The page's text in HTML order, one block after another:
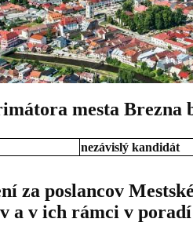
mesta Brezna
nezávislý kandidát
za poslancov
a v ich rámci v